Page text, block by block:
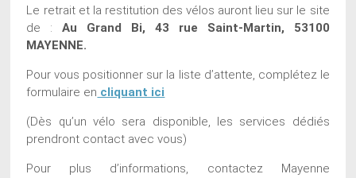
Le retrait et la restitution des vélos auront lieu sur le site
de :Au Grand Bi, 43 rue Saint-Martin, 53100
MAYENNE.
Pour vous positionner sur la liste d’attente, complétez le
formulaire en cliquant ici
(Dès qu’un vélo sera disponible, les services dédiés
prendront contact avec vous)
Pour plus d’informations, contactez Mayenne